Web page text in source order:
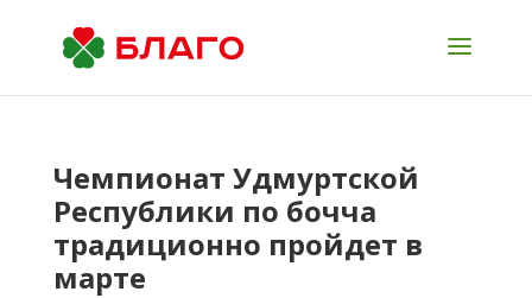
Чемпионат Удмуртской
Республики по бочча
традиционно пройдет в
марте